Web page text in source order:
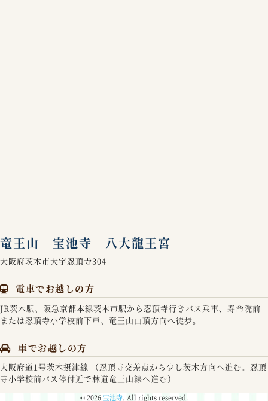
竜王山 宝池寺 八大龍王宮
大阪府茨木市大字忍頂寺304
電車でお越しの方
JR茨木駅、阪急京都本線茨木市駅から忍頂寺行きバス乗車、寿命院前
または忍頂寺小学校前下車、竜王山山頂方向へ徒歩。
車でお越しの方
大阪府道1号茨木摂津線 （忍頂寺交差点から少し茨木方向へ進む。忍頂
寺小学校前バス停付近で林道竜王山線へ進む）
© 2026宝池寺. All rights reserved.